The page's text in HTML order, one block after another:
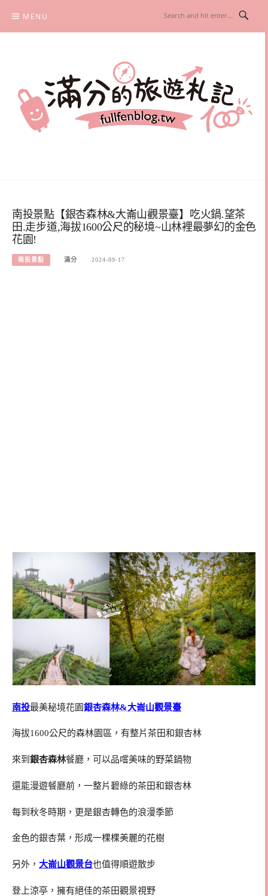
content
MENU
南投景點【銀杏森林&大崙山觀景臺】吃火鍋.望茶
田.走步道,海拔1600公尺的秘境~山林裡最夢幻的金色
花園!
南投景點 滿分 2024-09-17
南投最美秘境花園銀杏森林&大崙山觀景臺
海拔1600公尺的森林園區，有整片茶田和銀杏林
來到 銀杏森林餐廳，可以品嚐美味的野菜鍋物
還能漫遊餐廳前，一整片碧綠的茶田和銀杏林
每到秋冬時期，更是銀杏轉色的浪漫季節
金色的銀杏葉，形成一棵棵美麗的花樹
另外， 大崙山觀景台也值得順遊散步
登上涼亭，擁有絕佳的茶田觀景視野